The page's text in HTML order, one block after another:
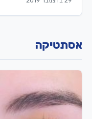
אסתטיקה